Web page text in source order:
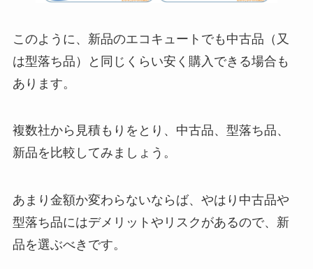
このように、新品のエコキュートでも中古品（又
は型落ち品）と同じくらい安く購入できる場合も
あります。
複数社から見積もりをとり、中古品、型落ち品、
新品を比較してみましょう。
あまり金額か変わらないならば、やはり中古品や
型落ち品にはデメリットやリスクがあるので、新
品を選ぶべきです。